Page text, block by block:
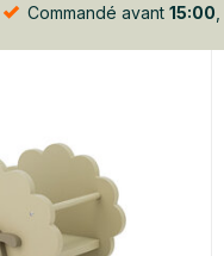
Commandé avant 15:00